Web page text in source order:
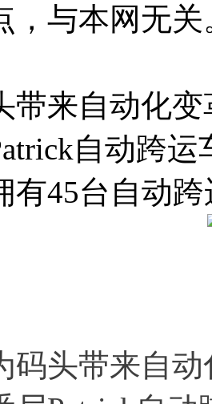
，与本网无
带来自动化
自动跨
有45台自动
头带来自动